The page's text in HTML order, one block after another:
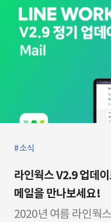
웨비나 녹화 영상을
이트 관련하여 궁금
~! 웨비나 Q&A Q1.
소식
라인웍스 V2.9 업데
메일을 만나보세요!
2020년 여름 라인웍